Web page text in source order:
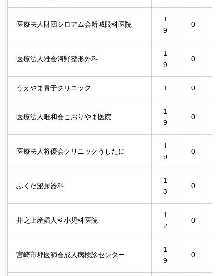
医療法人財団シロアム会新城眼科医院
1
9
0
医療法人雅会河野整形外科
1
9
0
うえやま貴子クリニック 1 0
医療法人唯和会こおりやま医院
1
9
0
医療法人将優会クリニックうしたに
1
9
0
ふくだ泌尿器科
1
3
0
井之上産婦人科小児科医院
1
2
0
宮崎市郡医師会成人病検診センター
1
9
0